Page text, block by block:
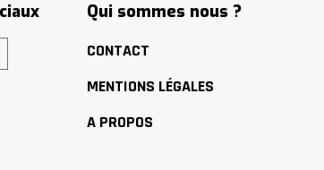
Qui sommes nous ?
CONTACT
MENTIONS LÉGALES
A PROPOS